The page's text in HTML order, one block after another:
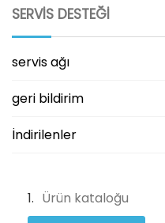
SERVIS DESTEĞI
servis ağı
geri bildirim
İndirilenler
Ürün kataloğu